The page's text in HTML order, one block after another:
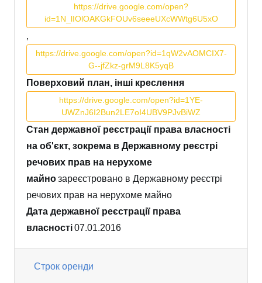
https://drive.google.com/open?
id=1N_lIOlOAKGkFOUv6seeeUXcWWtg6U5xO
,
https://drive.google.com/open?id=1qW2vAOMCIX7-
G--jfZkz-grM9L8K5yqB
Поверховий план, інші креслення
https://drive.google.com/open?id=1YE-
UWZnJ6I2Bun2LE7oI4UBV9PJvBiWZ
Стан державної реєстрації права власності
на об'єкт, зокрема в Державному реєстрі
речових прав на нерухоме
майнозареєстровано в Державному реєстрі
речових прав на нерухоме майно
Дата державної реєстрації права
власності07.01.2016
Строк оренди